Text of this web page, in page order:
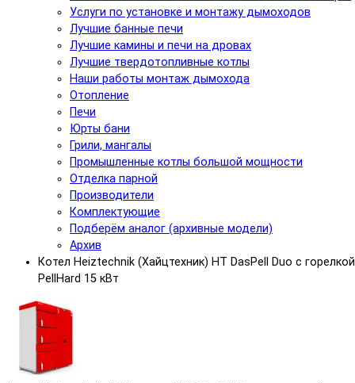
Услуги по установке и монтажу дымоходов
Лучшие банные печи
Лучшие камины и печи на дровах
Лучшие твердотопливные котлы
Наши работы монтаж дымохода
Отопление
Печи
Юрты бани
Грили, мангалы
Промышленные котлы большой мощности
Отделка парной
Производители
Комплектующие
Подберём аналог (архивные модели)
Архив
Котел Heiztechnik (Хайцтехник) HT DasPell Duo с горелкой
PellHard 15 кВт